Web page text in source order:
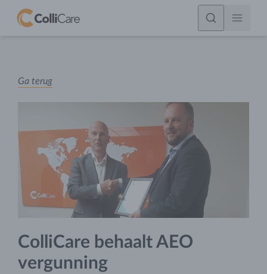
Ga terug
ColliCare behaalt AEO
vergunning